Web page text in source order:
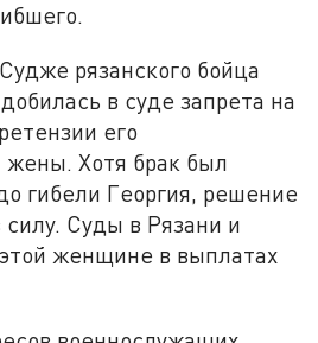
рязанского бойца
в суде запрета на
его
жены. Хотя брак был
гибели Георгия, решение
Суды в Рязани и
женщине в выплатах